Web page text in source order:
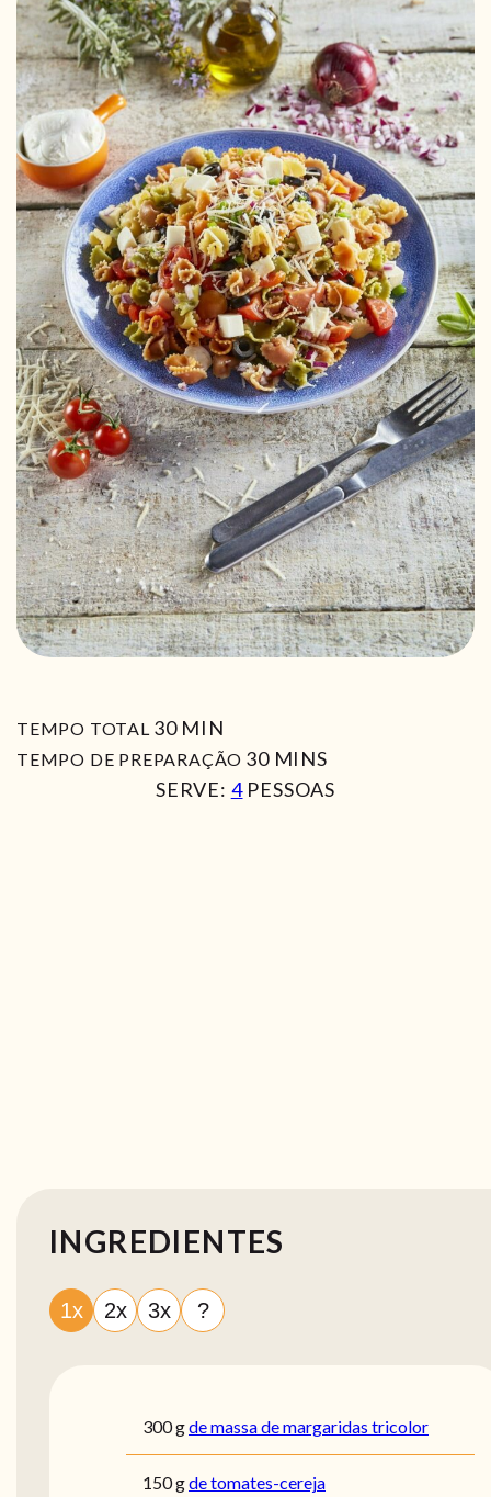
TEMPO TOTAL 30MIN
MIN
TEMPO DE PREPARAÇÃO 30MIN
MINS
SERVE: 4 PESSOAS
INGREDIENTES
1x 2x 3x ?
300gde massa de margaridas tricolor
150gde tomates-cereja